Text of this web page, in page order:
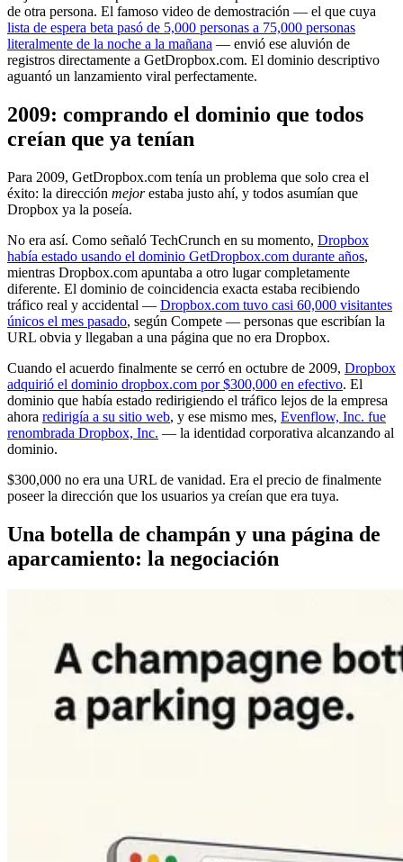
de otra persona. El famoso video de demostración — el que cuya
lista de espera beta pasó de 5,000 personas a 75,000 personas
literalmente de la noche a la mañana — envió ese aluvión de
registros directamente a GetDropbox.com. El dominio descriptivo
aguantó un lanzamiento viral perfectamente.
2009: comprando el dominio que todos
creían que ya tenían
Para 2009, GetDropbox.com tenía un problema que solo crea el
éxito: la dirección mejorestaba justo ahí, y todos asumían que
Dropbox ya la poseía.
No era así. Como señaló TechCrunch en su momento, Dropbox
había estado usando el dominio GetDropbox.com durante años,
mientras Dropbox.com apuntaba a otro lugar completamente
diferente. El dominio de coincidencia exacta estaba recibiendo
tráfico real y accidental — Dropbox.com tuvo casi 60,000 visitantes
únicos el mes pasado, según Compete — personas que escribían la
URL obvia y llegaban a una página que no era Dropbox.
Cuando el acuerdo finalmente se cerró en octubre de 2009, Dropbox
adquirió el dominio dropbox.com por $300,000 en efectivo. El
dominio que había estado redirigiendo el tráfico lejos de la empresa
ahora redirigía a su sitio web, y ese mismo mes, Evenflow, Inc. fue
renombrada Dropbox, Inc. — la identidad corporativa alcanzando al
dominio.
$300,000 no era una URL de vanidad. Era el precio de finalmente
poseer la dirección que los usuarios ya creían que era tuya.
Una botella de champán y una página de
aparcamiento: la negociación